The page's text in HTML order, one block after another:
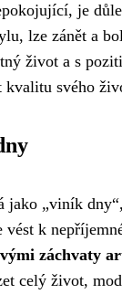
je
lze zánět a
život a s
kvalitu svého
jako „viník
k
záchvaty
celý život,